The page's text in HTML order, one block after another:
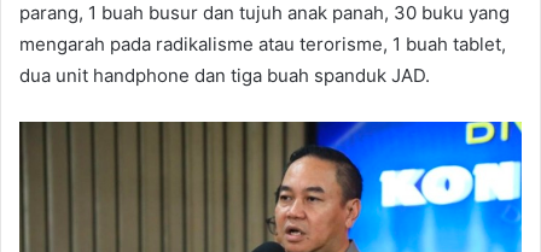
parang, 1 buah busur dan tujuh anak panah, 30 buku yang
mengarah pada radikalisme atau terorisme, 1 buah tablet,
dua unit handphone dan tiga buah spanduk JAD.